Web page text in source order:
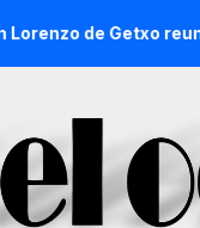
Getxo reunirá a más